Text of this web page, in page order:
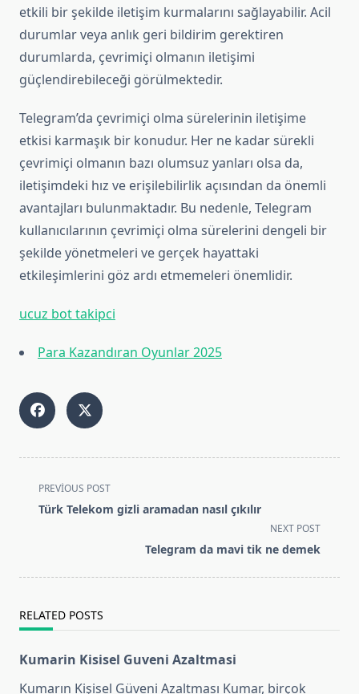
etkili bir şekilde iletişim kurmalarını sağlayabilir. Acil
durumlar veya anlık geri bildirim gerektiren
durumlarda, çevrimiçi olmanın iletişimi
güçlendirebileceği görülmektedir.
Telegram’da çevrimiçi olma sürelerinin iletişime
etkisi karmaşık bir konudur. Her ne kadar sürekli
çevrimiçi olmanın bazı olumsuz yanları olsa da,
iletişimdeki hız ve erişilebilirlik açısından da önemli
avantajları bulunmaktadır. Bu nedenle, Telegram
kullanıcılarının çevrimiçi olma sürelerini dengeli bir
şekilde yönetmeleri ve gerçek hayattaki
etkileşimlerini göz ardı etmemeleri önemlidir.
ucuz bot takipci
Para Kazandıran Oyunlar 2025
<span
class="nav-
text">Page</span>
PREVIOUS POST
Türk Telekom gizli aramadan nasıl çıkılır
NEXT POST
Telegram da mavi tik ne demek
RELATED POSTS
Kumarin Kisisel Guveni Azaltmasi
Kumarın Kişisel Güveni Azaltması Kumar, birçok